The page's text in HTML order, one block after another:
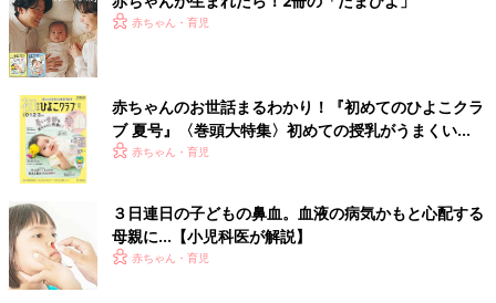
ず消毒して、ガーゼをあてると、乾いてかさぶ
ょうか？ご家庭でできる傷の手当てについて、
痛くなく、あとが目立たないウェット療法を紹
介します。ウェット療法は湿潤（しつじゅん）
療法とも呼ばれます。
切り傷・すり傷が起こりやすいケース
赤ちゃんの切り傷・すり傷のケガを起こりやすいケースをご紹介
します。事故防止の参考にしてください。
転んですりむく
赤ちゃん・育児
赤ちゃんのお世話まるわかり！『初めてのひよこクラ
ブ 夏号』〈巻頭大特集〉初めての授乳がうまくい
く！ おっぱい・ミルクの基本と夏のトラブル 解決テ
赤ちゃん・育児
３日連日の子どもの鼻血。血液の病気かもと心配する
母親に…【小児科医が解説】
赤ちゃん・育児